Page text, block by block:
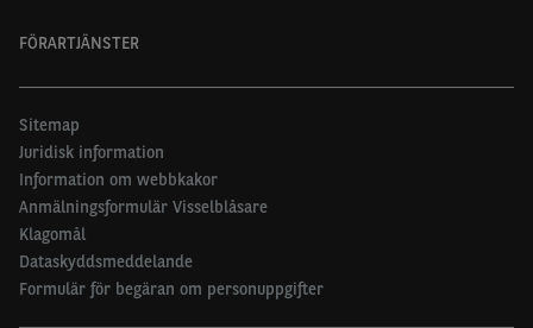
FÖRARTJÄNSTER
Sitemap
Juridisk information
Information om webbkakor
Anmälningsformulär Visselblåsare
Klagomål
Dataskyddsmeddelande
Formulär för begäran om personuppgifter